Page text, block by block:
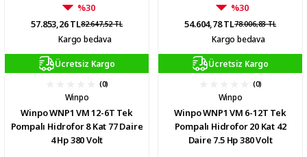
%30
57.853,26 TL82.647,52 TL
Kargo bedava
%30
54.604,78 TL78.006,83 TL
Kargo bedava
Ücretsiz Kargo
(0)
Winpo
Winpo WNP1 VM 12-6T Tek
Pompalı Hidrofor 8 Kat 77 Daire
4 Hp 380 Volt
Ücretsiz Kargo
(0)
Winpo
Winpo WNP1 VM 6-12T Tek
Pompalı Hidrofor 20 Kat 42
Daire 7.5 Hp 380 Volt